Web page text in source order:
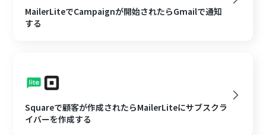
MailerLiteでCampaignが開始されたらGmailで通知
する
Squareで顧客が作成されたらMailerLiteにサブスクラ
イバーを作成する